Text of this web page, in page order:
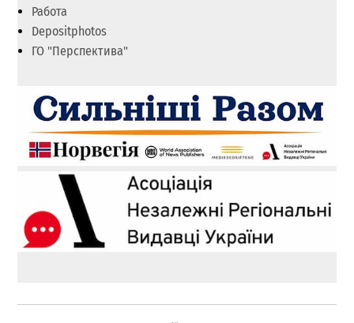
Работа
Depositphotos
ГО "Перспектива"